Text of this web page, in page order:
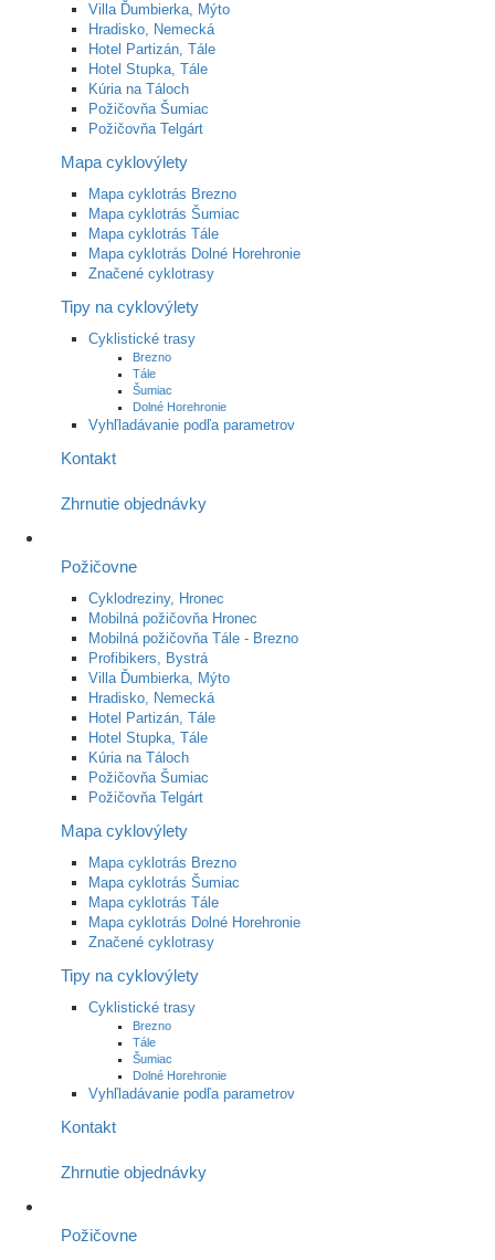
Villa Ďumbierka, Mýto
Hradisko, Nemecká
Hotel Partizán, Tále
Hotel Stupka, Tále
Kúria na Táloch
Požičovňa Šumiac
Požičovňa Telgárt
Mapa cyklovýlety
Mapa cyklotrás Brezno
Mapa cyklotrás Šumiac
Mapa cyklotrás Tále
Mapa cyklotrás Dolné Horehronie
Značené cyklotrasy
Tipy na cyklovýlety
Cyklistické trasy
Brezno
Tále
Šumiac
Dolné Horehronie
Vyhľladávanie podľa parametrov
Kontakt
Zhrnutie objednávky
Požičovne
Cyklodreziny, Hronec
Mobilná požičovňa Hronec
Mobilná požičovňa Tále - Brezno
Profibikers, Bystrá
Villa Ďumbierka, Mýto
Hradisko, Nemecká
Hotel Partizán, Tále
Hotel Stupka, Tále
Kúria na Táloch
Požičovňa Šumiac
Požičovňa Telgárt
Mapa cyklovýlety
Mapa cyklotrás Brezno
Mapa cyklotrás Šumiac
Mapa cyklotrás Tále
Mapa cyklotrás Dolné Horehronie
Značené cyklotrasy
Tipy na cyklovýlety
Cyklistické trasy
Brezno
Tále
Šumiac
Dolné Horehronie
Vyhľladávanie podľa parametrov
Kontakt
Zhrnutie objednávky
Požičovne